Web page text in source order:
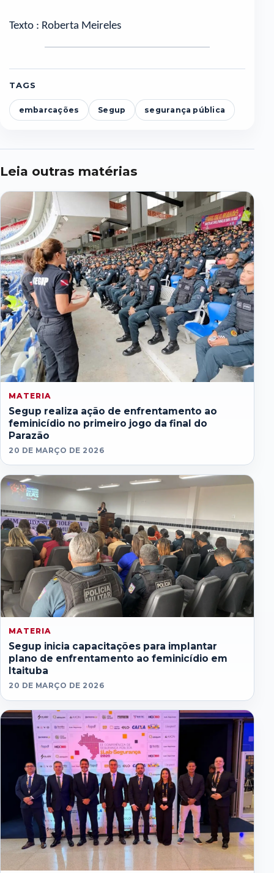
Texto : Roberta Meireles
TAGS
embarcações Segup segurança pública
Leia outras matérias
MATERIA
Segup realiza ação de enfrentamento ao
feminicídio no primeiro jogo da final do
Parazão
20 DE MARÇO DE 2026
MATERIA
Segup inicia capacitações para implantar
plano de enfrentamento ao feminicídio em
Itaituba
20 DE MARÇO DE 2026